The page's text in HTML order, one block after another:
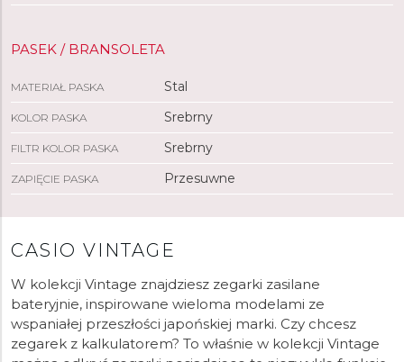
PASEK / BRANSOLETA
MATERIAŁ PASKA Stal
KOLOR PASKA Srebrny
FILTR KOLOR PASKA Srebrny
ZAPIĘCIE PASKA Przesuwne
CASIO VINTAGE
W kolekcji Vintage znajdziesz zegarki zasilane
bateryjnie, inspirowane wieloma modelami ze
wspaniałej przeszłości japońskiej marki. Czy chcesz
zegarek z kalkulatorem? To właśnie w kolekcji Vintage